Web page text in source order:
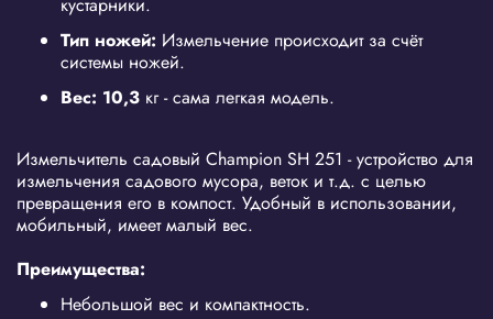
Тип ножей: Измельчение происходит за счёт
системы ножей.
Вес: 10,3 кг - сама легкая модель.
Измельчитель садовый Champion SH 251 - устройство для
измельчения садового мусора, веток и т.д. с целью
превращения его в компост. Удобный в использовании,
мобильный, имеет малый вес.
Преимущества:
Небольшой вес и компактность.